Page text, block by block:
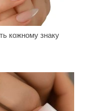
кожному знаку